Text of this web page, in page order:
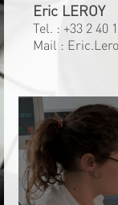
Eric LEROY
Tel. : +33 2 40
Mail :